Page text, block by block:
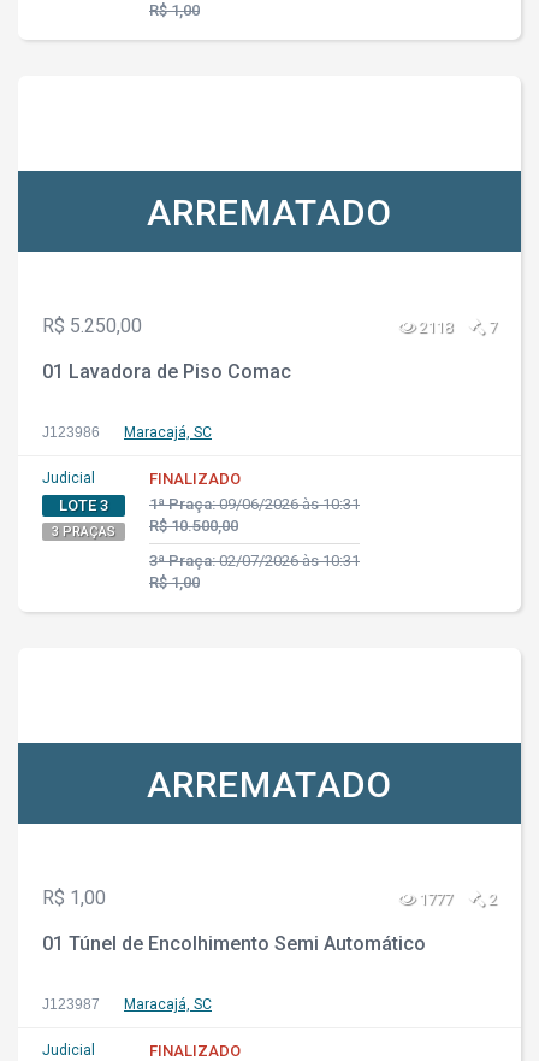
R$ 1,00
ARREMATADO
R$ 5.250,00 2118 7
01 Lavadora de Piso Comac
J123986 Maracajá, SC
Judicial
LOTE 3
3 PRAÇAS
FINALIZADO
1ª Praça:09/06/2026 às 10:31
R$ 10.500,00
3ª Praça:02/07/2026 às 10:31
R$ 1,00
ARREMATADO
R$ 1,00 1777 2
01 Túnel de Encolhimento Semi Automático
J123987 Maracajá, SC
Judicial
FINALIZADO